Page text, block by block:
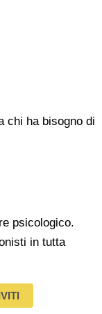
chi ha bisogno di
psicologico.
in tutta